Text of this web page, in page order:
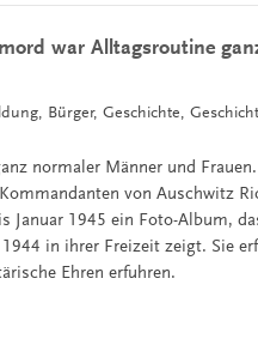
war Alltagsroutine
Bürger, Geschichte,
normaler Männer und
von Auschwitz
1945 ein Foto-Album,
in ihrer Freizeit zeigt. Sie
Ehren erfuhren.